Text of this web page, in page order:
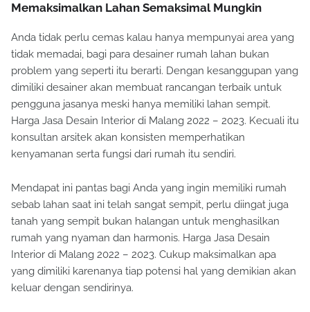
Memaksimalkan Lahan Semaksimal Mungkin
Anda tidak perlu cemas kalau hanya mempunyai area yang
tidak memadai, bagi para desainer rumah lahan bukan
problem yang seperti itu berarti. Dengan kesanggupan yang
dimiliki desainer akan membuat rancangan terbaik untuk
pengguna jasanya meski hanya memiliki lahan sempit.
Harga Jasa Desain Interior di Malang 2022 – 2023. Kecuali itu
konsultan arsitek akan konsisten memperhatikan
kenyamanan serta fungsi dari rumah itu sendiri.
Mendapat ini pantas bagi Anda yang ingin memiliki rumah
sebab lahan saat ini telah sangat sempit, perlu diingat juga
tanah yang sempit bukan halangan untuk menghasilkan
rumah yang nyaman dan harmonis. Harga Jasa Desain
Interior di Malang 2022 – 2023. Cukup maksimalkan apa
yang dimiliki karenanya tiap potensi hal yang demikian akan
keluar dengan sendirinya.